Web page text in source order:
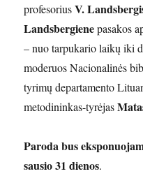
profesoriusV.
Landsbergienepasakos
– nuo tarpukario laikų iki
moderuos Nacionalinės
tyrimų departamento
metodininkas-tyrėjas
Paroda bus
sausio 31 dienos.